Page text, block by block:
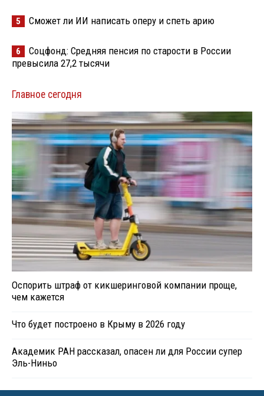
5 Сможет ли ИИ написать оперу и спеть арию
6
Соцфонд: Средняя пенсия по старости в России
превысила 27,2 тысячи
Главное сегодня
Оспорить штраф от кикшеринговой компании проще,
чем кажется
Что будет построено в Крыму в 2026 году
Академик РАН рассказал, опасен ли для России супер
Эль-Ниньо